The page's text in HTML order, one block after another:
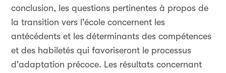
conclusion, les questions pertinentes à propos de
la transition vers l'école concernent les
antécédents et les déterminants des compétences
et des habiletés qui favoriseront le processus
d'adaptation précoce. Les résultats concernant